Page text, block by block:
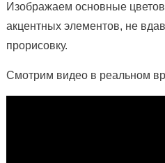
Изображаем основные
акцентных элементов, не
прорисовку.
Смотрим видео в реальном